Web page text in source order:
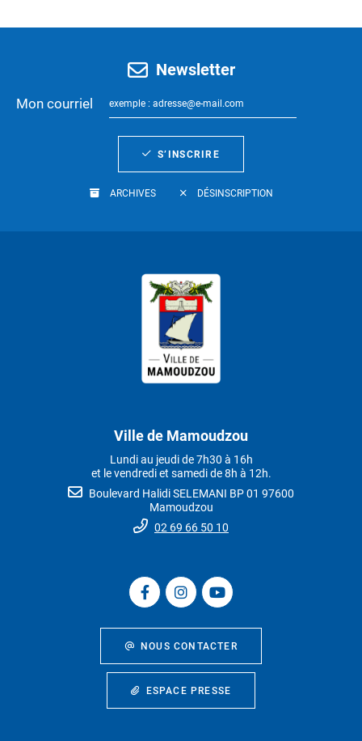
Newsletter
Mon courriel
S’INSCRIRE
ARCHIVES DÉSINSCRIPTION
Ville de Mamoudzou
Lundi au jeudi de 7h30 à 16h
et le vendredi et samedi de 8h à 12h.
Boulevard Halidi SELEMANI BP 01 97600
Mamoudzou
02 69 66 50 10
NOUS CONTACTER
ESPACE PRESSE